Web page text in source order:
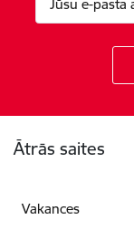
Ātrās saites
Vakances